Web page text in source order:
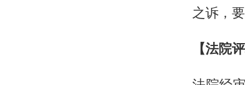
之诉，
【法院